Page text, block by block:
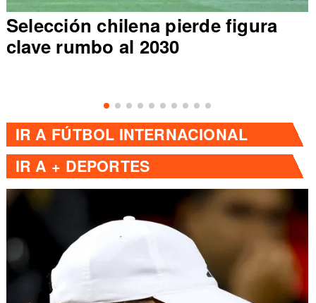
Claudio Bravo y Huaso Isla ven a
selección chilena Sub 17
IR A FÚTBOL INTERNACIONAL
IR A + DEPORTES